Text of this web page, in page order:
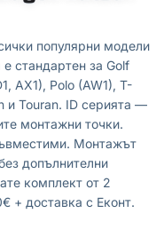
популярни модели
стандартен за Golf
AX1), Polo (AW1), T-
и Touran. ID серията —
монтажни точки.
Монтажът
допълнителни
комплект от 2
+ доставка с Еконт.